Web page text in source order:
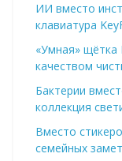
ИИ вместо
клавиатура
«Умная» щётка
качеством
Бактерии
коллекция
Вместо
семейных